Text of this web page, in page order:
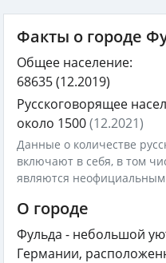
Факты о городе
Общее население:
68635(12.2019)
Русскоговорящее
около 1500(12.2021)
Данные о количестве
включают в себя, в том
являются
О городе
Фульда - небольшой
Германии,